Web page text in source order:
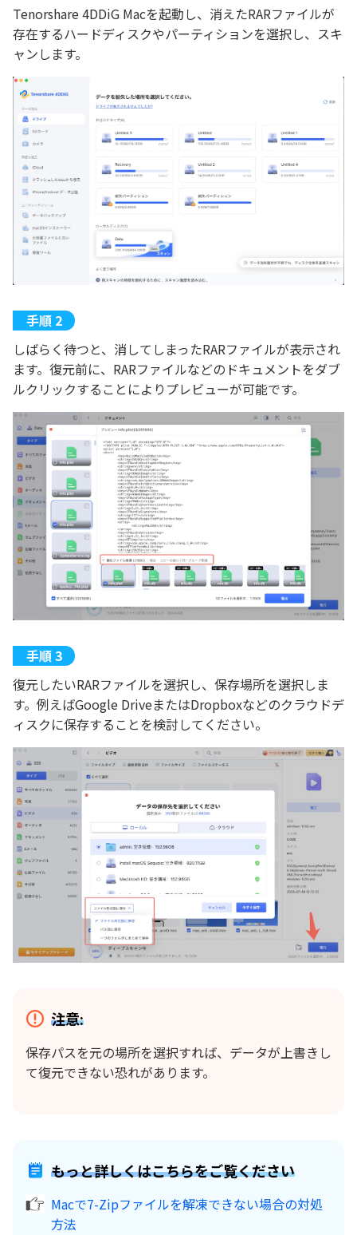
Tenorshare 4DDiG Macを起動し、消えたRARファイルが
存在するハードディスクやパーティションを選択し、スキ
ャンします。
しばらく待つと、消してしまったRARファイルが表示され
ます。復元前に、RARファイルなどのドキュメントをダブ
ルクリックすることによりプレビューが可能です。
復元したいRARファイルを選択し、保存場所を選択しま
す。例えばGoogle DriveまたはDropboxなどのクラウドデ
ィスクに保存することを検討してください。
注意:
保存パスを元の場所を選択すれば、データが上書きし
て復元できない恐れがあります。
もっと詳しくはこちらをご覧ください
Macで7-Zipファイルを解凍できない場合の対処
方法